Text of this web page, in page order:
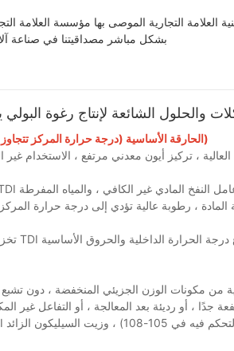
التجارية الموصى بها مؤسسة العلامة
بشكل مباشر مصداقيتنا في صناعة
والحلول الشائعة لإنتاج رغوة البولي
الحارقة الأساسية (درجة حرارة المركز تتجاوز درجة حرارة أكسدة المادة)